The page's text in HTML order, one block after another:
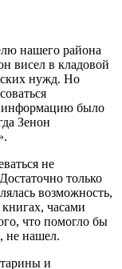
нашего района
висел в кладовой
нужд. Но
информацию было
Зенон
не
только
возможность,
часами
что помогло бы
не нашел.
и